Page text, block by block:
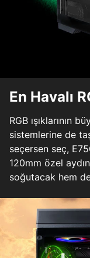
En Havalı
RGB ışıklarının
sistemlerine de
seçersen seç,
120mm özel
soğutacak hem